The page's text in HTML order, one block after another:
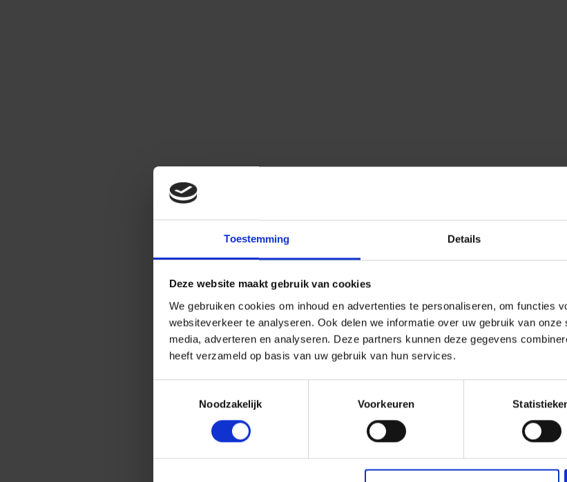
Toestemming Details
Deze website maakt gebruik van cookies
We gebruiken cookies om inhoud en advertenties te personaliseren, om functies
websiteverkeer te analyseren. Ook delen we informatie over uw gebruik van
media, adverteren en analyseren. Deze partners kunnen deze gegevens
heeft verzameld op basis van uw gebruik van hun services.
Noodzakelijk
Voorkeuren